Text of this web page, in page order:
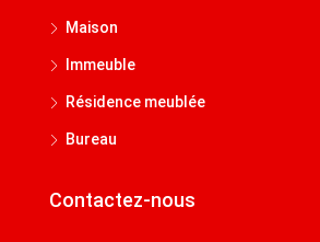
Maison
Immeuble
Résidence meublée
Bureau
Contactez-nous